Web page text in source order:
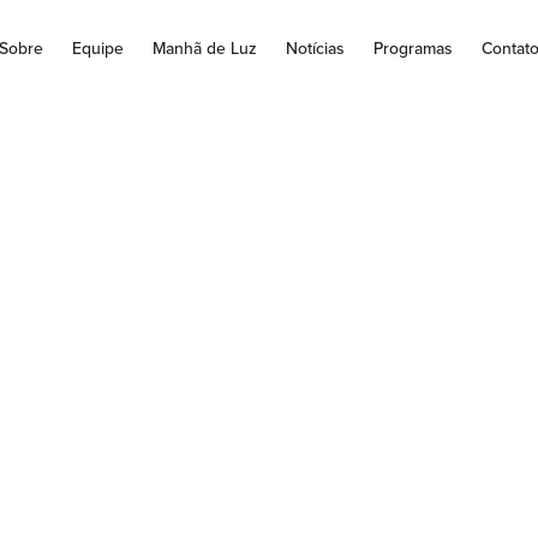
Sobre Equipe Manhã de Luz Notícias Programas Contato